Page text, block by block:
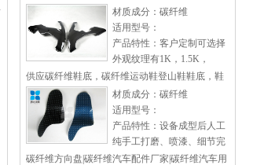
材质成分：碳纤维
适用型号：
产品特性：客户定制可选择
外观纹理有1K，1.5K，
3K，外观表面效果可选有：
平纹亮光，平纹亚光，斜纹
亮光，斜纹亚光。可根据客
户提供图纸进行开模生产。
可以根据客户需要做成不同
的硬度和厚度。…
供应碳纤维鞋底，碳纤维运动鞋登山鞋鞋底，鞋
材质成分：碳纤维
适用型号：
产品特性：设备成型后人工
纯手工打磨、喷漆、细节完
美处理，品质一流，行业典
碳纤维方向盘|碳纤维汽车配件厂家|碳纤维汽车用